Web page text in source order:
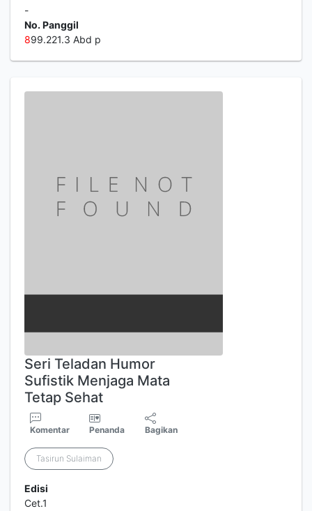
-
No. Panggil
899.221.3 Abd p
Seri Teladan Humor
Sufistik Menjaga Mata
Tetap Sehat
Komentar Penanda Bagikan
Tasirun Sulaiman
Edisi
Cet.1